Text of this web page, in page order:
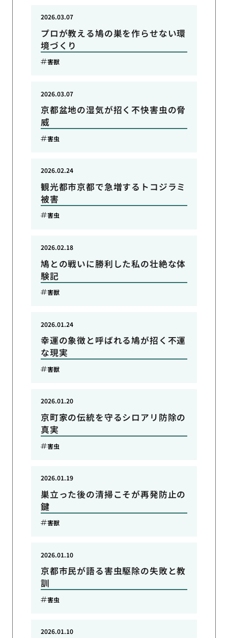
プロが教える鳩の巣を作らせない環
境づくり
2026.03.07
害獣
京都盆地の湿気が招く不快害虫の脅
威
2026.03.07
害虫
観光都市京都で急増するトコジラミ
被害
2026.02.24
害虫
鳩との戦いに勝利した私の壮絶な体
験記
2026.02.18
害獣
幸運の象徴と呼ばれる鳩が招く不運
な現実
2026.01.24
害獣
京町家の伝統を守るシロアリ防除の
真実
2026.01.20
害虫
巣立った後の清掃こそが再発防止の
鍵
2026.01.19
害獣
京都市民が語る害虫駆除の失敗と教
訓
2026.01.10
害虫
2026.01.10